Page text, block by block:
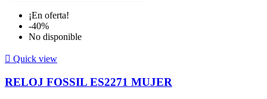
¡En oferta!
-40%
No disponible
 Quick view
RELOJ FOSSIL ES2271 MUJER